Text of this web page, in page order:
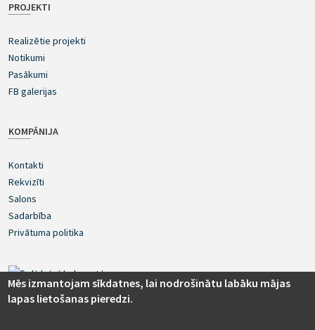
PROJEKTI
Realizētie projekti
Notikumi
Pasākumi
FB galerijas
KOMPĀNIJA
Kontakti
Rekvizīti
Salons
Sadarbība
Privātuma politika
Mēs izmantojam sīkdatnes, lai nodrošinātu labāku mājas
lapas lietošanas pieredzi.